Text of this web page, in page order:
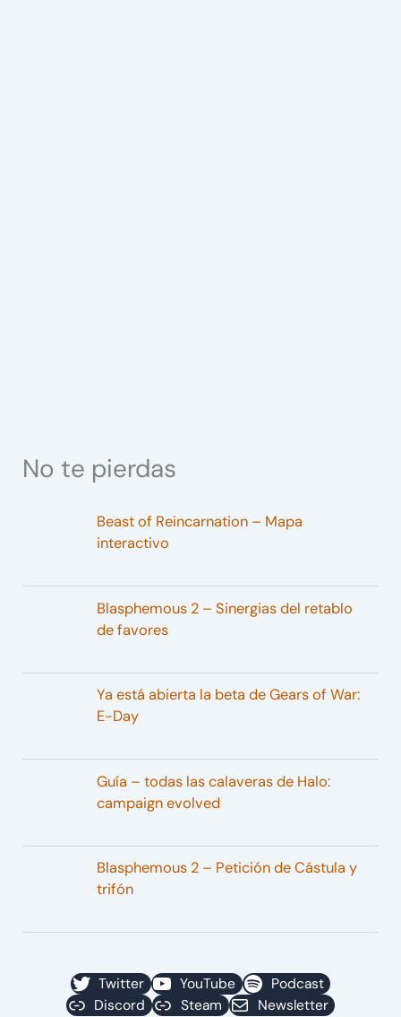
No te pierdas
Beast of Reincarnation – Mapa
interactivo
Blasphemous 2 – Sinergias del retablo
de favores
Ya está abierta la beta de Gears of War:
E-Day
Guía – todas las calaveras de Halo:
campaign evolved
Blasphemous 2 – Petición de Cástula y
trifón
Twitter YouTube
Podcast
Discord
Steam Newsletter